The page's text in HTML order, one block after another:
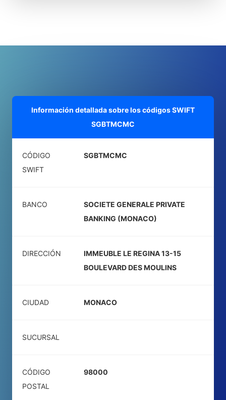
Información detallada sobre los códigos SWIFT
SGBTMCMC
CÓDIGO
SWIFT
SGBTMCMC
BANCO
SOCIETE GENERALE PRIVATE
BANKING (MONACO)
DIRECCIÓN
IMMEUBLE LE REGINA 13-15
BOULEVARD DES MOULINS
CIUDAD MONACO
SUCURSAL
CÓDIGO
POSTAL
98000